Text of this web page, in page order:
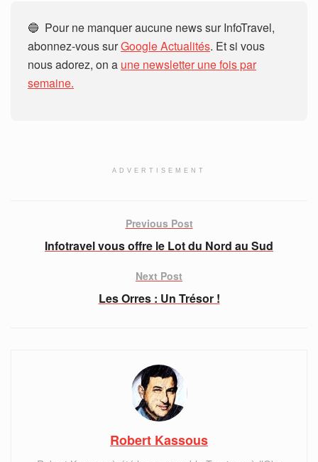
🔵 Pour ne manquer aucune news sur InfoTravel,
abonnez-vous surGoogle Actualités. Et si vous
nous adorez, on a une newsletter une fois par
semaine.
ADVERTISEMENT
Previous Post
Infotravel vous offre le Lot du Nord au Sud
Next Post
Les Orres : Un Trésor !
Robert Kassous